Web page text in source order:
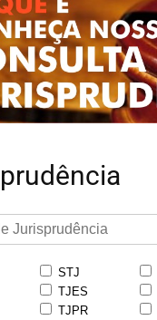
STJ
TJES
TJPR